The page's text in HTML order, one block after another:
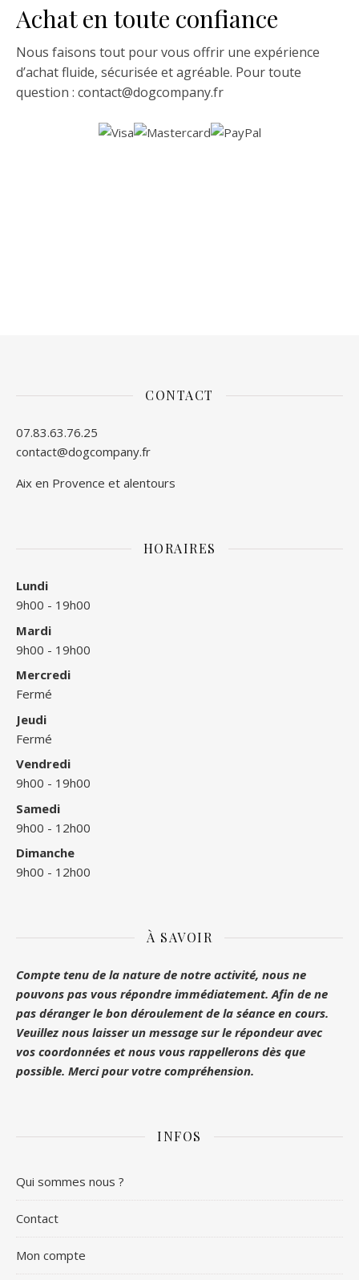
Achat en toute confiance
Nous faisons tout pour vous offrir une expérience
d’achat fluide, sécurisée et agréable. Pour toute
question : contact@dogcompany.fr
CONTACT
07.83.63.76.25
contact@dogcompany.fr
Aix en Provence et alentours
HORAIRES
Lundi
9h00 - 19h00
Mardi
9h00 - 19h00
Mercredi
Fermé
Jeudi
Fermé
Vendredi
9h00 - 19h00
Samedi
9h00 - 12h00
Dimanche
9h00 - 12h00
À SAVOIR
Compte tenu de la nature de notre activité, nous ne
pouvons pas vous répondre immédiatement. Afin de ne
pas déranger le bon déroulement de la séance en cours.
Veuillez nous laisser un message sur le répondeur avec
vos coordonnées et nous vous rappellerons dès que
possible. Merci pour votre compréhension.
INFOS
Qui sommes nous ?
Contact
Mon compte